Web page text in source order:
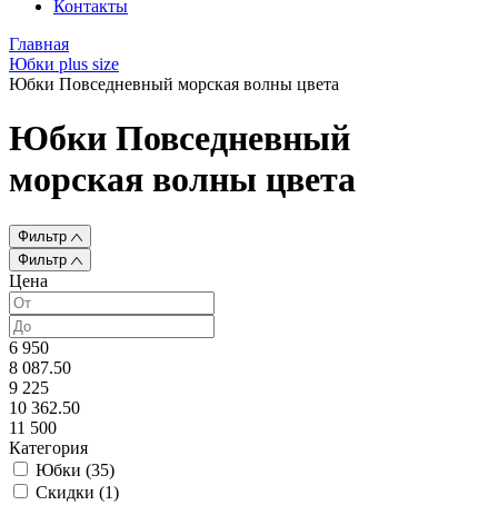
Контакты
Главная
Юбки plus size
Юбки Повседневный морская волны цвета
Юбки Повседневный
морская волны цвета
Фильтр
Фильтр
Цена
6 950
8 087.50
9 225
10 362.50
11 500
Категория
Юбки (35)
Скидки (1)